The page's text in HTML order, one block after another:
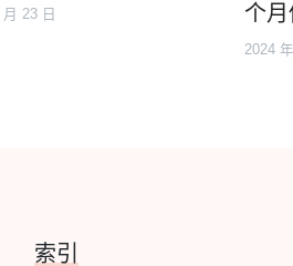
23 日
个
2024
索引